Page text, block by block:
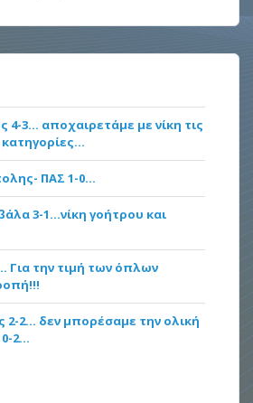
4-3… αποχαιρετάμε με νίκη τις
ΠΑΣ 1-0…
3-1…νίκη γοήτρου και
Για την τιμή των όπλων
2-2… δεν μπορέσαμε την ολική
2…